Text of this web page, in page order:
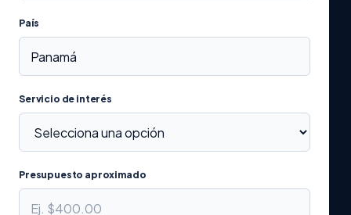
País
Servicio de interés
Presupuesto aproximado